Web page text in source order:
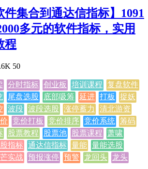
件集合到通达信指标】1091
多元的软件指标，实用
程
50
分时指标 创业板 培训课程
复盘软件
尾盘选股 底部吸筹 延进 打板
捉妖
波段 波段选股 涨停蓄力
清北游资
竞价打板 竞价排序 竞价系统 筹码
股票教程 股票池 股票课程
萧啸
指标 通达信指标 量能 量能选股
实战 预报涨停 预警 龙回头 龙头